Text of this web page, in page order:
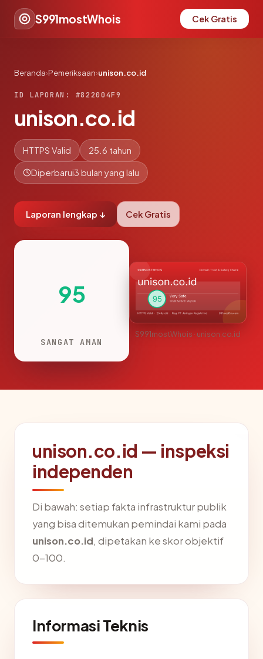
S991mostWhois Cek Gratis
Beranda›Pemeriksaan›unison.co.id
ID LAPORAN: #822004F9
unison.co.id
HTTPS Valid 25.6 tahun
Diperbarui3 bulan yang lalu
Laporan lengkap ↓ Cek Gratis
95
SANGAT AMAN
S991mostWhois · unison.co.id
unison.co.id — inspeksi
independen
Di bawah: setiap fakta infrastruktur publik
yang bisa ditemukan pemindai kami pada
unison.co.id, dipetakan ke skor objektif
0-100.
Informasi Teknis